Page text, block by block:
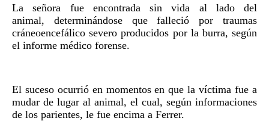
La señora fue encontrada sin vida al lado del
animal, determinándose que falleció por traumas
cráneoencefálico severo producidos por la burra, según
el informe médico forense.
El suceso ocurrió en momentos en que la víctima fue a
mudar de lugar al animal, el cual, según informaciones
de los parientes, le fue encima a Ferrer.